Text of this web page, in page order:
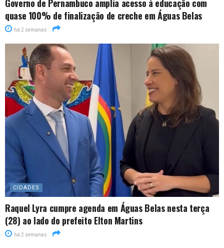
Governo de Pernambuco amplia acesso à educação com
quase 100% de finalização de creche em Águas Belas
há 2 semanas
CIDADES
Raquel Lyra cumpre agenda em Águas Belas nesta terça
(28) ao lado do prefeito Elton Martins
há 2 semanas